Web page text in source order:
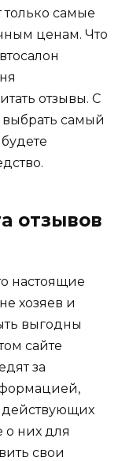
только самые
ценам. Что
отзывы. С
самый
отзывов
настоящие
хозяев и
выгодны
сайте
за
действующих
о них для
свои